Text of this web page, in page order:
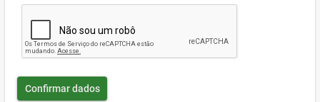
Confirmar dados